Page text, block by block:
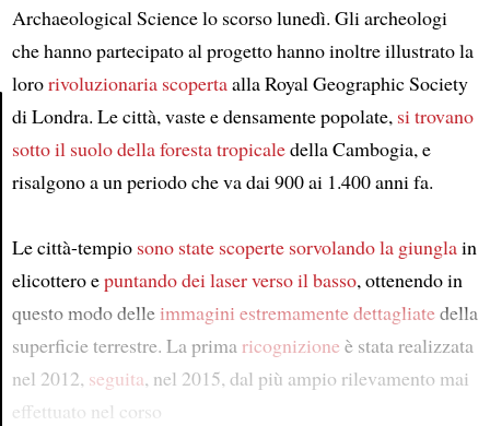
Article
Archaeological Science lo scorso lunedì. Gli archeologi
che hanno partecipato al progetto hanno inoltre illustrato la
lororivoluzionaria scopertaalla Royal Geographic Society
di Londra. Le città, vaste e densamente popolate, si trovano
sotto il suolo della foresta tropicaledella Cambogia, e
risalgono a un periodo che va dai 900 ai 1.400 anni fa.
Le città-tempio sono state scoperte sorvolando la giunglain
elicottero epuntando dei laser verso il basso, ottenendo in
questo modo delle immagini estremamente dettagliatedella
superficie terrestre. La primaricognizioneè stata realizzata
nel 2012, seguita, nel 2015, dal più ampio rilevamento mai
effettuato nel corso